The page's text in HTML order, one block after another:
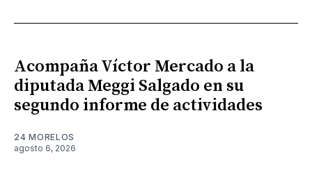
Acompaña Víctor Mercado a la
diputada Meggi Salgado en su
segundo informe de actividades
24 MORELOS
agosto 6, 2026